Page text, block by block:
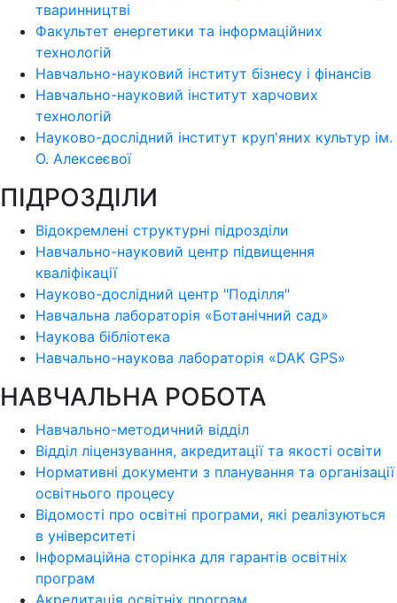
тваринництві
Факультет енергетики та інформаційних
технологій
Навчально-науковий інститут бізнесу і фінансів
Навчально-науковий інститут харчових
технологій
Науково-дослідний інститут круп'яних культур ім.
О. Алексеєвої
ПІДРОЗДІЛИ
Відокремлені структурні підрозділи
Навчально-науковий центр підвищення
кваліфікації
Науково-дослідний центр "Поділля"
Навчальна лабораторія «Ботанічний сад»
Наукова бібліотека
Навчально-наукова лабораторія «DAK GPS»
НАВЧАЛЬНА РОБОТА
Навчально-методичний відділ
Відділ ліцензування, акредитації та якості освіти
Нормативні документи з планування та організації
освітнього процесу
Відомості про освітні програми, які реалізуються
в університеті
Інформаційна сторінка для гарантів освітніх
програм